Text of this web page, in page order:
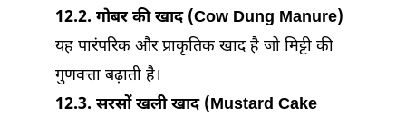
12.2. गोबर की खाद (Cow Dung Manure)
यह पारंपरिक और प्राकृतिक खाद है जो मिट्टी की
गुणवत्ता बढ़ाती है।
12.3. सरसों खली खाद (Mustard Cake